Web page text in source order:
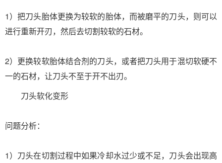
1）把刀头胎体更换为较软的胎体，而被磨平的刀头，则可以
进行重新开刃，然后去切割较软的石材。
2）更换较软胎体结合剂的刀头，或者把刀头用于混切软硬不
一的石材，让刀头不至于开不出刃。
刀头软化变形
问题分析：
1）刀头在切割过程中如果冷却水过少或不足，刀头会出现高